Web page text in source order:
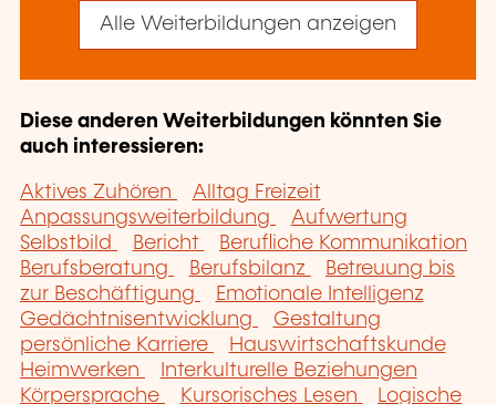
Alle Weiterbildungen anzeigen
Diese anderen Weiterbildungen könnten Sie
auch interessieren:
Aktives Zuhören
Alltag Freizeit
Anpassungsweiterbildung
Aufwertung
Selbstbild
Bericht
Berufliche Kommunikation
Berufsberatung
Berufsbilanz
Betreuung bis
zur Beschäftigung
Emotionale Intelligenz
Gedächtnisentwicklung
Gestaltung
persönliche Karriere
Hauswirtschaftskunde
Heimwerken
Interkulturelle Beziehungen
Körpersprache
Kursorisches Lesen
Logische